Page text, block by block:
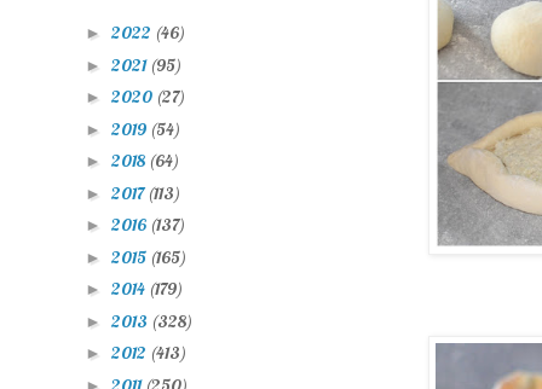
► 2022 (46)
► 2021 (95)
► 2020 (27)
► 2019 (54)
► 2018 (64)
► 2017(113)
► 2016 (137)
► 2015 (165)
► 2014 (179)
► 2013 (328)
► 2012 (413)
►